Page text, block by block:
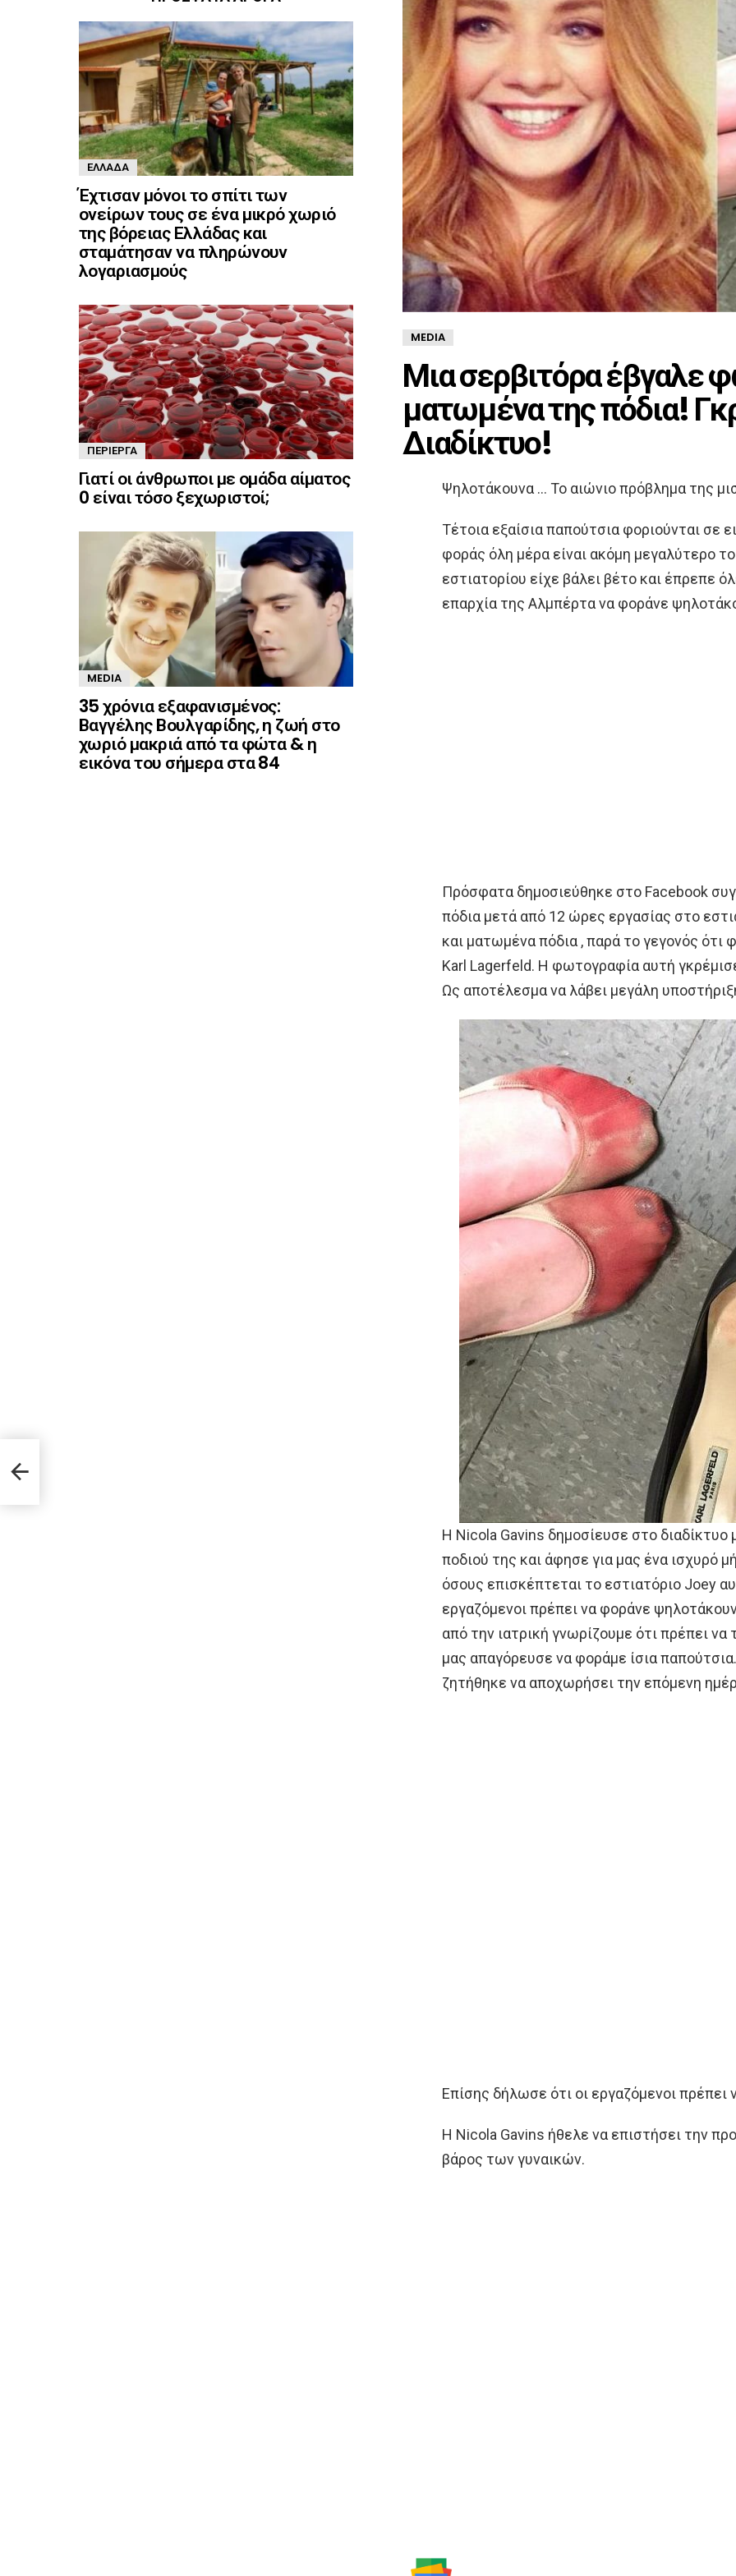
MEDIA
Μια σερβιτόρα έβγαλε
ματωμένα της πόδια!
Διαδίκτυο!
Ψηλοτάκουνα … Το αιώνιο πρόβλημα της
Τέτοια εξαίσια παπούτσια φοριούνται σε
φοράς όλη μέρα είναι ακόμη μεγαλύτερο
εστιατορίου είχε βάλει βέτο και έπρεπε
επαρχία της Αλμπέρτα να φοράνε
Πρόσφατα δημοσιεύθηκε στο Facebook
πόδια μετά από 12 ώρες εργασίας στο
και ματωμένα πόδια , παρά το γεγονός
Karl Lagerfeld. Η φωτογραφία αυτή
Ως αποτέλεσμα να λάβει μεγάλη
Η Nicola Gavins δημοσίευσε στο
ποδιού της και άφησε για μας ένα ισχυρό
όσους επισκέπτεται το εστιατόριο Joey
εργαζόμενοι πρέπει να φοράνε
από την ιατρική γνωρίζουμε ότι πρέπει
μας απαγόρευσε να φοράμε ίσια
ζητήθηκε να αποχωρήσει την επόμενη
Επίσης δήλωσε ότι οι εργαζόμενοι πρέπει
Η Nicola Gavins ήθελε να επιστήσει την
βάρος των γυναικών.
ΕΛΛΆΔΑ
Έχτισαν μόνοι το σπίτι των
ονείρων τους σε ένα μικρό χωριό
της βόρειας Ελλάδας και
σταμάτησαν να πληρώνουν
λογαριασμούς
ΠΕΡΊΕΡΓΑ
Γιατί οι άνθρωποι με ομάδα αίματος
0 είναι τόσο ξεχωριστοί;
MEDIA
35 χρόνια εξαφανισμένος:
Βαγγέλης Βουλγαρίδης, η ζωή στο
χωριό μακριά από τα φώτα & η
εικόνα του σήμερα στα 84